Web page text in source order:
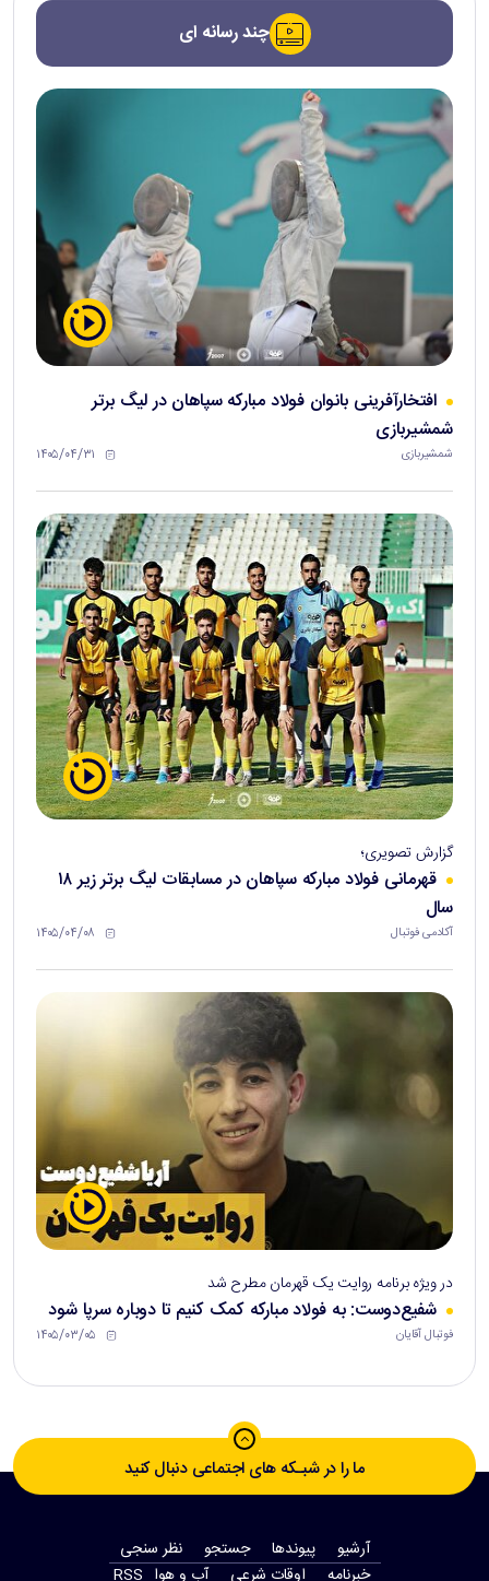
چند رسانه ای
افتخارآفرینی بانوان فولاد مبارکه سپاهان در لیگ برتر
شمشیربازی
شمشیربازی ۱۴۰۵/۰۴/۳۱
گزارش تصویری؛
قهرمانی فولاد مبارکه سپاهان در مسابقات لیگ برتر زیر ۱۸
سال
آکادمی فوتبال ۱۴۰۵/۰۴/۰۸
در ویژه برنامه روایت یک قهرمان مطرح شد
شفیع‌دوست: به فولاد مبارکه کمک کنیم تا دوباره سرپا شود
فوتبال آقایان ۱۴۰۵/۰۳/۰۵
ما را در شبـکه های اجتماعی دنبال کنید
آرشیو پیوندها جستجو
نظر سنجی